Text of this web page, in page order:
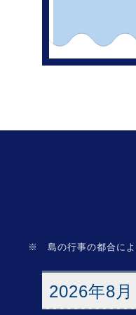
※ 島の行事の都合によ
2026年8月